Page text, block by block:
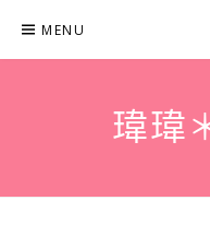
content
MENU
瑋瑋